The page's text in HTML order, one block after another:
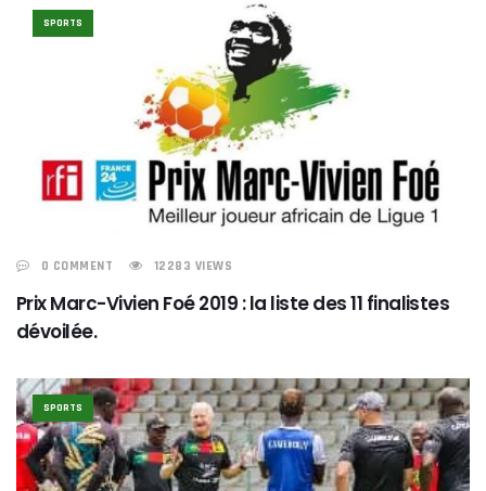
SPORTS
0 COMMENT 12283 VIEWS
Prix Marc-Vivien Foé 2019 : la liste des 11 finalistes
dévoilée.
SPORTS